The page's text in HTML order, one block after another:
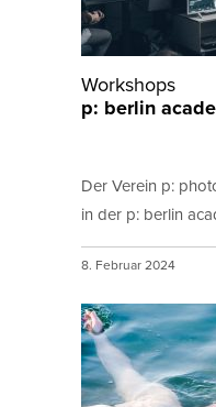
Workshops
p: berlin
Der Verein p:
in der p: berlin
8. Februar 2024